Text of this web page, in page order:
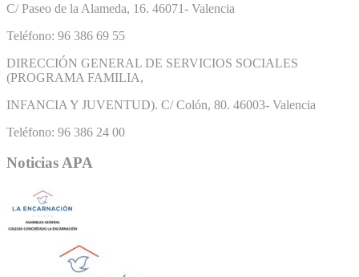
C/ Paseo de la Alameda, 16. 46071- Valencia
Teléfono: 96 386 69 55
DIRECCIÓN GENERAL DE SERVICIOS SOCIALES
(PROGRAMA FAMILIA,
INFANCIA Y JUVENTUD). C/ Colón, 80. 46003- Valencia
Teléfono: 96 386 24 00
Noticias APA